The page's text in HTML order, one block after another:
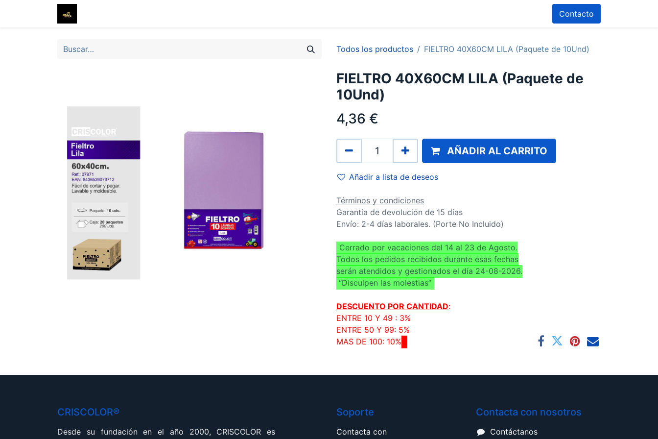
Contacto
Todos los productos FIELTRO 40X60CM LILA (Paquete de 10Und)
FIELTRO 40X60CM LILA (Paquete de
10Und)
4,36 €
AÑADIR AL CARRITO
Añadir a lista de deseos
Términos y condiciones
Garantía de devolución de 15 días
Envío: 2-4 días laborales. (Porte No Incluido)
Cerrado por vacaciones del 14 al 23 de Agosto.
Todos los pedidos recibidos durante esas fechas
serán atendidos y gestionados el día 24-08-2026.
“Disculpen las molestias”
DESCUENTO POR CANTIDAD:
ENTRE 10 Y 49 : 3%
ENTRE 50 Y 99: 5%
MAS DE 100: 10%
CRISCOLOR®
Desde su fundación en el año 2000, CRISCOLOR es
Soporte
Contacta con
Contacta con nosotros
Contáctanos